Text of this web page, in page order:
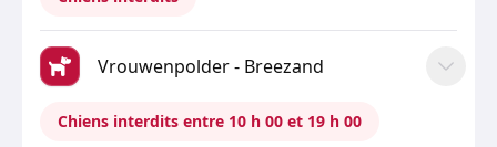
Vrouwenpolder - Breezand
Chiens interdits entre 10 h 00 et 19 h 00